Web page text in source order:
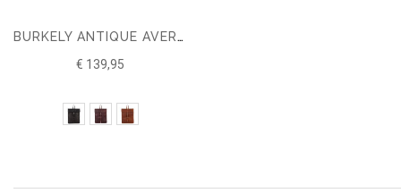
BURKELY ANTIQUE AVERY RUGZAK
€ 139,95